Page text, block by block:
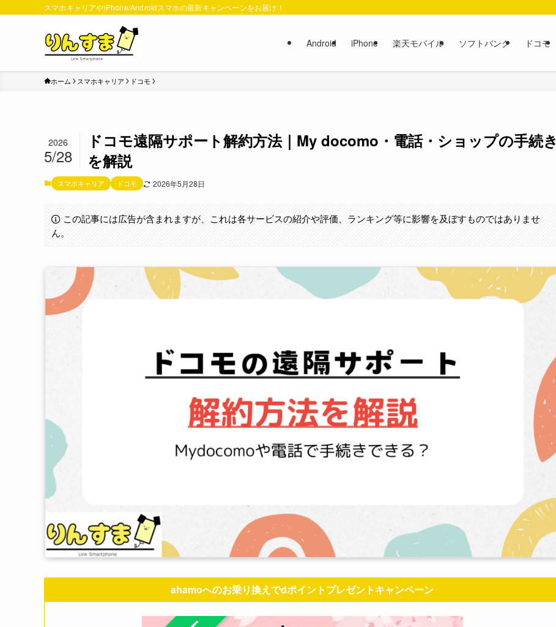
スマホキャリアやiPhone/Androidスマホの最新キャンペーンをお届け！
Android iPhone 楽天モバイル ソフトバンク ドコモ
ホーム スマホキャリア ドコモ
ドコモ遠隔サポート解約方法｜My docomo・電話・ショップの手続き
を解説
2026
5/28
スマホキャリア ドコモ 2026年5月28日
この記事には広告が含まれますが、これは各サービスの紹介や評価、ランキング等に影響を及ぼすものではありませ
ん。
ahamoへのお乗り換えでdポイントプレゼントキャンペーン